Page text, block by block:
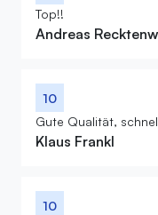
Top!!
Andreas
10
Gute Qualität,
Klaus Frankl
10